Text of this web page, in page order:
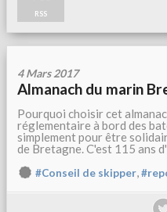
RSS
4 Mars 2017
Almanach du marin
Pourquoi choisir cet
réglementaire à bord des
simplement pour être
de Bretagne. C'est 115 ans
#Conseil de skipper,